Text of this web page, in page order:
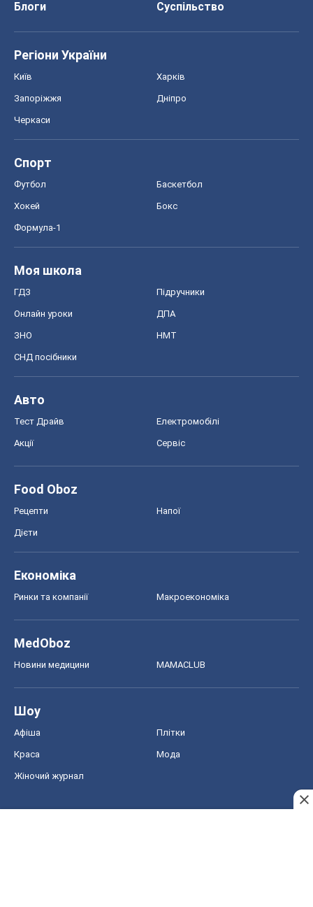
Блоги
Суспільство
Регіони України
Київ Харків
Запоріжжя Дніпро
Черкаси
Спорт
Футбол Баскетбол
Хокей Бокс
Формула-1
Моя школа
ГДЗ Підручники
Онлайн уроки ДПА
ЗНО НМТ
СНД посібники
Авто
Тест Драйв Електромобілі
Акції Сервіс
Food Oboz
Рецепти Напої
Дієти
Економіка
Ринки та компанії Макроекономіка
MedOboz
Новини медицини MAMACLUB
Шоу
Афіша Плітки
Краса Мода
Жіночий журнал